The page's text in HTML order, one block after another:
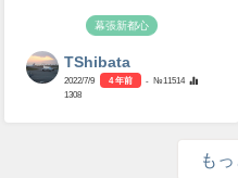
幕張新都心
TShibata
2022/7/9 4 年前
- №11514
1308
も